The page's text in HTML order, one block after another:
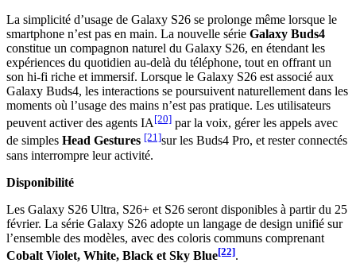
La simplicité d’usage de Galaxy S26 se prolonge même lorsque le
smartphone n’est pas en main. La nouvelle série Galaxy Buds4
constitue un compagnon naturel du Galaxy S26, en étendant les
expériences du quotidien au-delà du téléphone, tout en offrant un
son hi-fi riche et immersif. Lorsque le Galaxy S26 est associé aux
Galaxy Buds4, les interactions se poursuivent naturellement dans les
moments où l’usage des mains n’est pas pratique. Les utilisateurs
peuvent activer des agents IA [20] par la voix, gérer les appels avec
de simples Head Gestures [21]sur les Buds4 Pro, et rester connectés
sans interrompre leur activité.
Disponibilité
Les Galaxy S26 Ultra, S26+ et S26 seront disponibles à partir du 25
février. La série Galaxy S26 adopte un langage de design unifié sur
l’ensemble des modèles, avec des coloris communs comprenant
Cobalt Violet, White, Black et Sky Blue[22].